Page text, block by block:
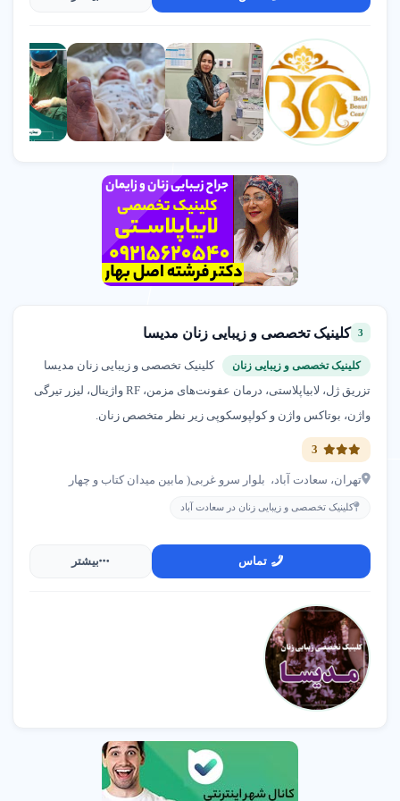
برخی موارد، ترمیم پرینه ممکن است همراه با
بازسازی دیواره پشتی واژن صورت گیرد و به میزان باز
شدن واژن نیز کمک کند.
این جراحی معمولاً به عنوان یک روش سرپایی انجام می‌شود و به
بی‌حسی موضعی یا عمومی نیاز دارد. در طی این عمل، جراح
بافت‌های آسیب‌دیده را ترمیم کرده و با استفاده از بخیه‌های قابل
معمولاً رضایت‌بخش بوده و بسیاری از زنان پس از عمل، بهبود قابل
توجهی در کیفیت زندگی خود را تجربه می‌کنند. با این حال، مانند هر
عمل جراحی دیگری، پرینورافی نیز ممکن است با عوارضی همراه
باشد، از جمله عفونت، خونریزی و درد در ناحیه جراحی. بنابراین،
مشاوره و بررسی دقیق توسط پزشک متخصص قبل از انجام این
عمل بسیار مهم است. در نهایت، پرینورافی نه تنها می‌تواند به بهبود
آنها نیز خواهد داشت و احساس اعتماد به نفس را در آنها افزایش
می‌دهد.
تزریق چربی بیکینی
تزریق چربی بیکینی یکی از روش‌های محبوب در حوزه زیبایی و
جراحی پلاستیک است که به منظور بهبود شکل و حجم ناحیه بیکینی
انجام می‌شود. این روش به ویژه برای زنانی که به دنبال افزایش
حجم و فرم‌دهی به ناحیه باسن و ران‌ها هستند، بسیار مناسب است.
در این فرآیند، چربی از نواحی دیگر بدن مانند شکم، ران یا پهلو
مزیت اصلی تزریق چربی در مقایسه با روش‌های دیگر مانند پروتز،
طبیعی بودن نتایج و عدم وجود خطر رد شدگی مواد خارجی است.
واکنش‌های آلرژیک به حداقل می‌رسد.
این روش معمولاً با یک دوره بهبودی کوتاه‌مدت همراه است و
بیماران می‌توانند به سرعت به فعالیت‌های روزمره خود بازگردند. با
این حال، برای دستیابی به بهترین نتایج، مشاوره با یک جراح پلاستیک
مجرب و دارای صلاحیت الزامی است.
در نهایت، تزریق چربی بیکینی نه تنها به بهبود ظاهر ناحیه بیکینی
کمک می‌کند، بلکه می‌تواند اعتماد به نفس افراد را نیز افزایش دهد
و احساس رضایت از بدن را به همراه داشته باشد.
3 کلینیک تخصصی و زیبایی زنان مدیسا
کلینیک تخصصی و زیبایی زنان
کلینیک تخصصی و زیبایی زنان مدیسا
تزریق ژل، لابیاپلاستی، درمان عفونت‌های مزمن، RF واژینال، لیزر تیرگی
واژن، بوتاکس واژن و کولپوسکوپی زیر نظر متخصص زنان.
3
تهران، سعادت آباد، بلوار سرو غربی( مابین میدان کتاب و چهار
کلینیک تخصصی و زیبایی زنان در سعادت آباد
تماس بیشتر